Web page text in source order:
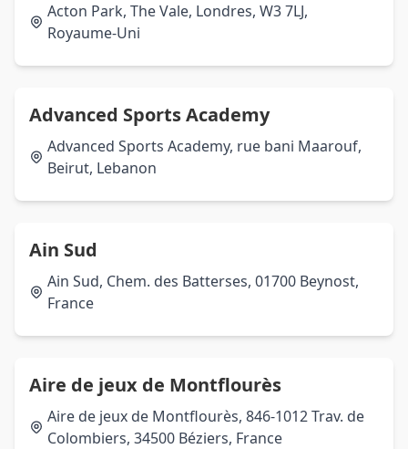
Acton Park, The Vale, Londres, W3 7LJ,
Royaume-Uni
Advanced Sports Academy
Advanced Sports Academy, rue bani Maarouf,
Beirut, Lebanon
Ain Sud
Ain Sud, Chem. des Batterses, 01700 Beynost,
France
Aire de jeux de Montflourès
Aire de jeux de Montflourès, 846-1012 Trav. de
Colombiers, 34500 Béziers, France